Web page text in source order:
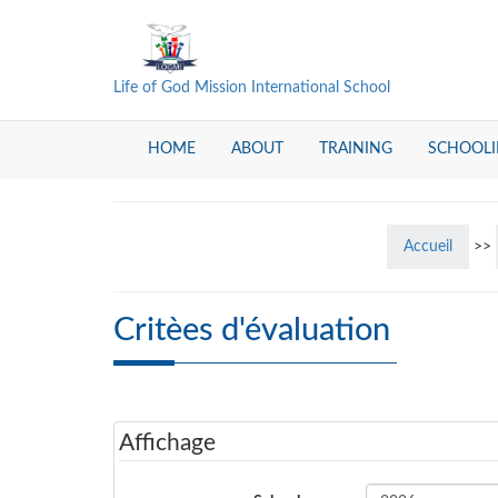
Life of God Mission International School
HOME ABOUT TRAINING
Accueil >>
Critèes d'évaluation
Affichage